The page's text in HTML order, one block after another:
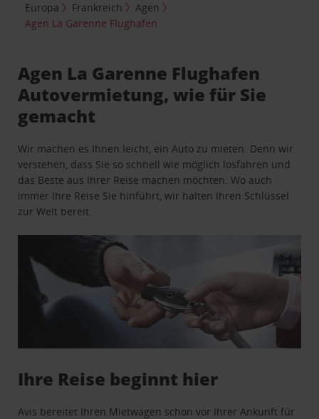
Europa
Frankreich
Agen
Agen La Garenne Flughafen
Agen La Garenne Flughafen
Autovermietung, wie für Sie
gemacht
Wir machen es Ihnen leicht, ein Auto zu mieten. Denn wir
verstehen, dass Sie so schnell wie möglich losfahren und
das Beste aus Ihrer Reise machen möchten. Wo auch
immer Ihre Reise Sie hinführt, wir halten Ihren Schlüssel
zur Welt bereit.
Ihre Reise beginnt hier
Avis bereitet Ihren Mietwagen schon vor Ihrer Ankunft für